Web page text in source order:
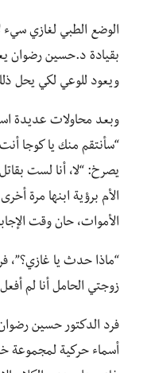
الوضع الطبي لغازي سيء
بقيادة د.حسين رضوان
ويعود للوعي لكي يحل
وبعد محاولات عديدة
“سأنتقم منك يا كوجا
يصرخ: “لا، أنا لست
الأم برؤية ابنها مرة
الأموات، حان وقت
“ماذا حدث يا غازي؟”،
زوجتي الحامل أنا لم
فرد الدكتور حسين
أسماء حركية لمجموعة